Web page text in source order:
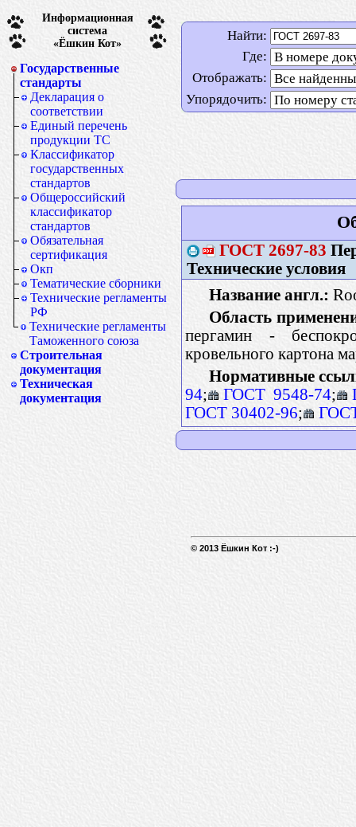
Информационная
система
«Ёшкин Кот»
Государственные
стандарты
Декларация о
соответствии
Единый перечень
продукции ТС
Классификатор
государственных
стандартов
Общероссийский
классификатор
стандартов
Обязательная
сертификация
Окп
Тематические сборники
Технические регламенты
РФ
Технические регламенты
Таможенного союза
Строительная
документация
Техническая
документация
Найти:
Где:
Отображать:
Упорядочить:
ГОСТ 2697-83
Технические условия
Название англ.:
Область
пергамин -
кровельного картона
Нормативные
94; ГОСТ 9548-74;
ГОСТ 30402-96;
© 2013 Ёшкин Кот :-)